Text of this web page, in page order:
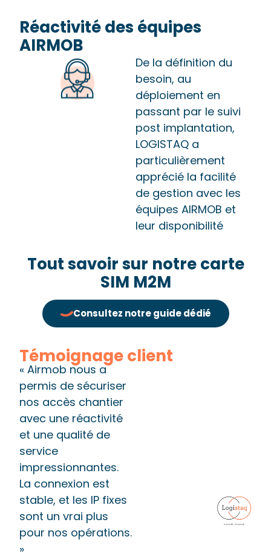
Réactivité des équipes
AIRMOB
De la définition du
besoin, au
déploiement en
passant par le suivi
post implantation,
LOGISTAQ a
particulièrement
apprécié la facilité
de gestion avec les
équipes AIRMOB et
leur disponibilité
Tout savoir sur notre carte
SIM M2M
Consultez notre guide dédié
Témoignage client
« Airmob nous a
permis de sécuriser
nos accès chantier
avec une réactivité
et une qualité de
service
impressionnantes.
La connexion est
stable, et les IP fixes
sont un vrai plus
pour nos opérations.
»